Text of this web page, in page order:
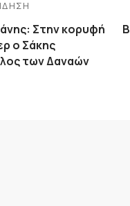
Στην κορυφή
ο Σάκης
των Δαναών